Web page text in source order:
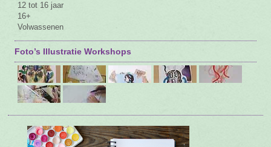
12 tot 16 jaar
16+
Volwassenen
Foto’s Illustratie Workshops